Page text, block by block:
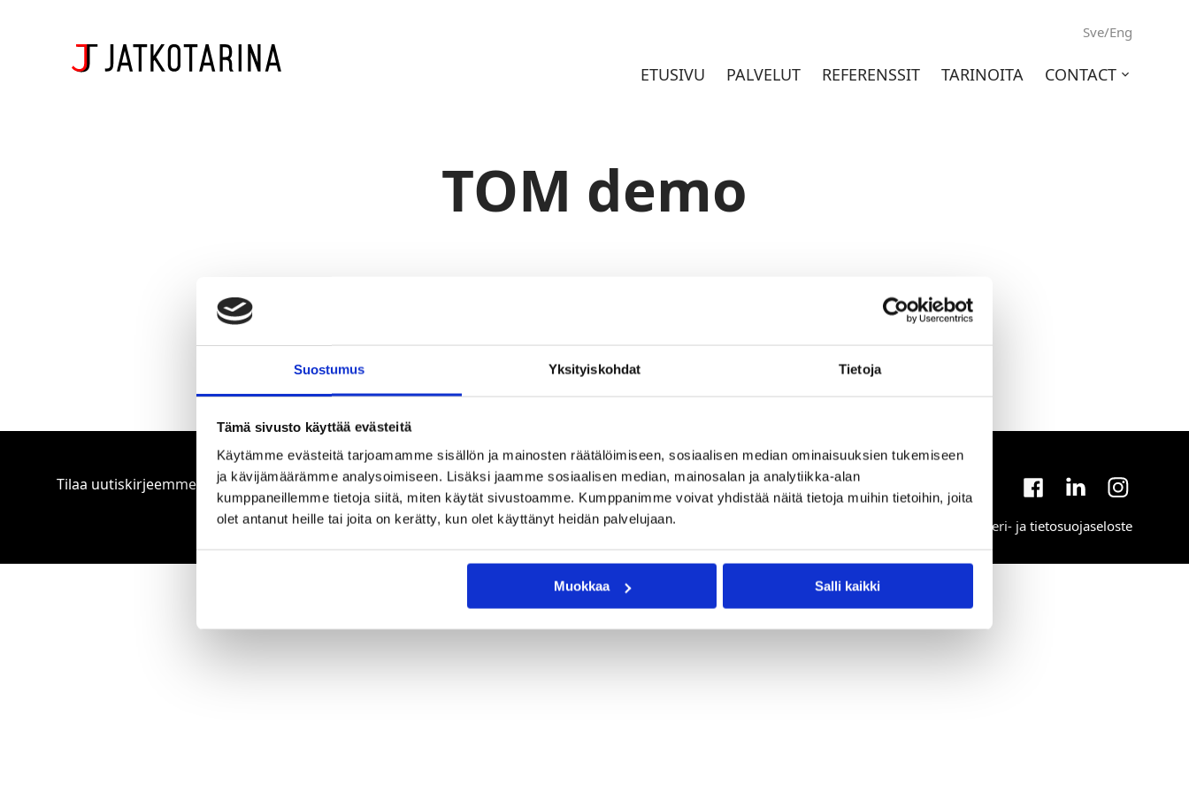
Suostumus Yksityiskohdat Tietoja
Tämä sivusto käyttää evästeitä
Käytämme evästeitä tarjoamamme sisällön ja mainosten räätälöimiseen, sosiaalisen median ominaisuuksien tukemiseen
ja kävijämäärämme analysoimiseen. Lisäksi jaamme sosiaalisen median, mainosalan ja analytiikka-alan
kumppaneillemme tietoja siitä, miten käytät sivustoamme. Kumppanimme voivat yhdistää näitä tietoja muihin tietoihin, joita
olet antanut heille tai joita on kerätty, kun olet käyttänyt heidän palvelujaan.
Muokkaa Salli kaikki
Sve/Eng
ETUSIVU PALVELUT REFERENSSIT TARINOITA CONTACT
TOM demo
Tilaa uutiskirjeemme info@jatkotarina.fi FacebookLinkedin
Rekisteri- ja tietosuojaseloste